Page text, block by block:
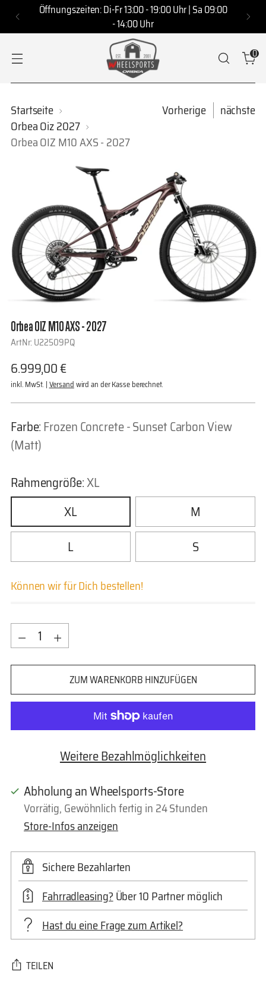
Öffnungszeiten: Di-Fr 13:00 - 19:00 Uhr | Sa 09:00
- 14:00 Uhr
0
Startseite
Orbea Oiz 2027
Orbea OIZ M10 AXS - 2027
Vorherige nächste
Orbea OIZ M10 AXS - 2027
ArtNr: U22509PQ
Regulärer
Preis
6.999,00 €
inkl. MwSt. |Versandwird an der Kasse berechnet.
Farbe:Frozen Concrete - Sunset Carbon View
(Matt)
Rahmengröße:XL
XL
M
L
S
Können wir für Dich bestellen!
Menge
Menge
ZUM WARENKORB HINZUFÜGEN
Weitere Bezahlmöglichkeiten
Abholung an Wheelsports-Store
Vorrätig, Gewöhnlich fertig in 24 Stunden
Store-Infos anzeigen
Sichere Bezahlarten
Fahrradleasing?Über 10 Partner möglich
Hast du eine Frage zum Artikel?
TEILEN